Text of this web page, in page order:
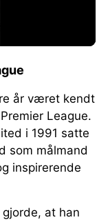
år været kendt
League.
i 1991 satte
som målmand
inspirerende
at han